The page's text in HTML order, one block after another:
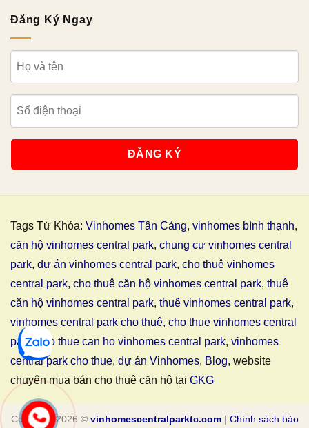
Đăng Ký Ngay
Tags Từ Khóa: Vinhomes Tân Cảng, vinhomes bình thạnh,
căn hộ vinhomes central park, chung cư vinhomes central
park, dự án vinhomes central park, cho thuê vinhomes
central park, cho thuê căn hộ vinhomes central park, thuê
căn hộ vinhomes central park, thuê vinhomes central park,
vinhomes central park cho thuê, cho thue vinhomes central
park,cho thue can ho vinhomes central park, vinhomes
central park cho thue, dự án Vinhomes, Blog, website
chuyên mua bán cho thuê căn hộ tại GKG
Copyright 2026 © vinhomescentralparktc.com| Chính sách bảo